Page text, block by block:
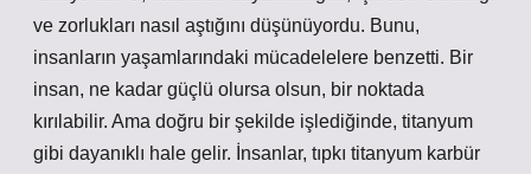
ve zorlukları nasıl aştığını düşünüyordu. Bunu,
insanların yaşamlarındaki mücadelelere benzetti. Bir
insan, ne kadar güçlü olursa olsun, bir noktada
kırılabilir. Ama doğru bir şekilde işlediğinde, titanyum
gibi dayanıklı hale gelir. İnsanlar, tıpkı titanyum karbür